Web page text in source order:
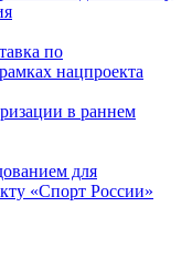
по
нацпроекта
в раннем
для
«Спорт России»